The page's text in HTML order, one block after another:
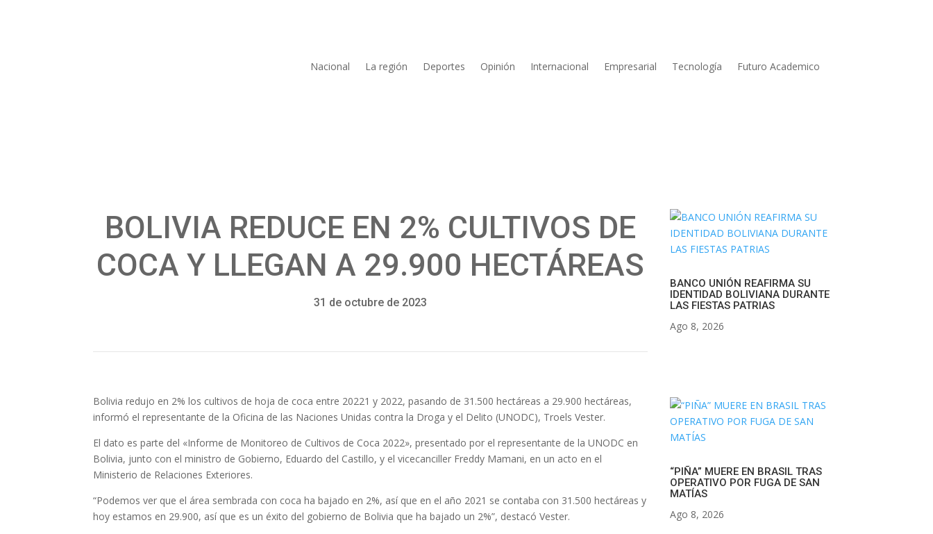
Nacional La región Deportes Opinión Internacional Empresarial Tecnología Futuro Academico
BOLIVIA REDUCE EN 2% CULTIVOS DE
COCA Y LLEGAN A 29.900 HECTÁREAS
31 de octubre de 2023
Bolivia redujo en 2% los cultivos de hoja de coca entre 20221 y 2022, pasando de 31.500 hectáreas a 29.900 hectáreas,
informó el representante de la Oficina de las Naciones Unidas contra la Droga y el Delito (UNODC), Troels Vester.
El dato es parte del «Informe de Monitoreo de Cultivos de Coca 2022», presentado por el representante de la UNODC en
Bolivia, junto con el ministro de Gobierno, Eduardo del Castillo, y el vicecanciller Freddy Mamani, en un acto en el
Ministerio de Relaciones Exteriores.
“Podemos ver que el área sembrada con coca ha bajado en 2%, así que en el año 2021 se contaba con 31.500 hectáreas y
hoy estamos en 29.900, así que es un éxito del gobierno de Bolivia que ha bajado un 2%”, destacó Vester.
BANCO UNIÓN REAFIRMA SU
IDENTIDAD BOLIVIANA DURANTE
LAS FIESTAS PATRIAS
Ago 8, 2026
“PIÑA” MUERE EN BRASIL TRAS
OPERATIVO POR FUGA DE SAN
MATÍAS
Ago 8, 2026